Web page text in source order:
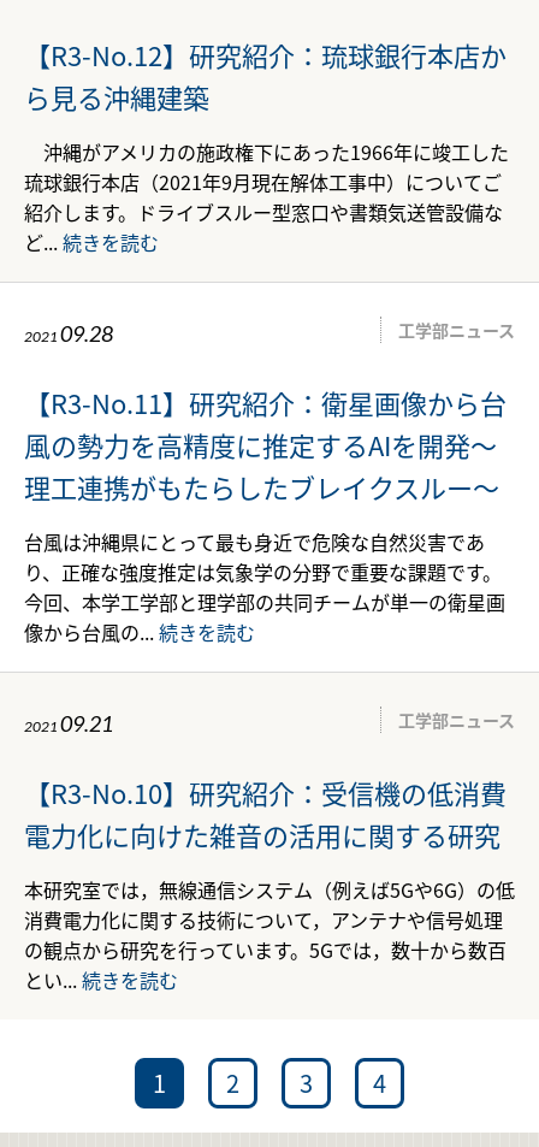
【R3-No.12】研究紹介：琉球銀行本店か
ら見る沖縄建築
沖縄がアメリカの施政権下にあった1966年に竣工した
琉球銀行本店（2021年9月現在解体工事中）についてご
紹介します。ドライブスルー型窓口や書類気送管設備な
ど...続きを読む
2021 09.28 工学部ニュース
【R3-No.11】研究紹介：衛星画像から台
風の勢力を高精度に推定するAIを開発〜
理工連携がもたらしたブレイクスルー〜
台風は沖縄県にとって最も身近で危険な自然災害であ
り、正確な強度推定は気象学の分野で重要な課題です。
今回、本学工学部と理学部の共同チームが単一の衛星画
像から台風の...続きを読む
2021 09.21 工学部ニュース
【R3-No.10】研究紹介：受信機の低消費
電力化に向けた雑音の活用に関する研究
本研究室では，無線通信システム（例えば5Gや6G）の低
消費電力化に関する技術について，アンテナや信号処理
の観点から研究を行っています。5Gでは，数十から数百
とい...続きを読む
1 2 3 4